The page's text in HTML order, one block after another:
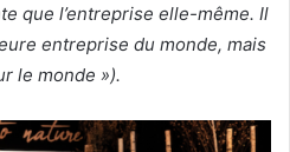
que l’entreprise elle-même. Il
entreprise du monde, mais
le monde »).